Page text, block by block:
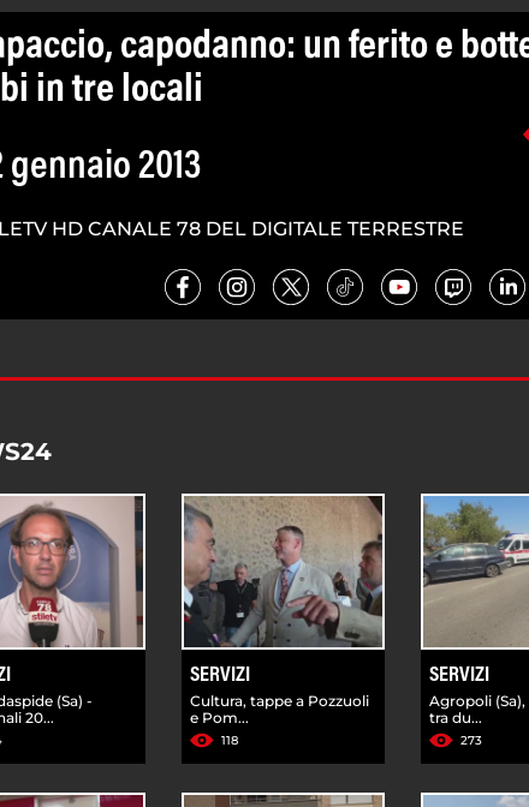
capodanno: un ferito e
in tre locali
gennaio 2013
HD CANALE 78 DEL DIGITALE TERRESTRE
(Sa) -
20...
SERVIZI
Cultura, tappe a Pozzuoli
e Pom...
118
SERVIZI
Agropoli
tra du...
273